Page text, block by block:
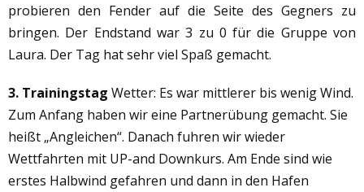
probieren den Fender auf die Seite des Gegners zu
bringen. Der Endstand war 3 zu 0 für die Gruppe von
Laura. Der Tag hat sehr viel Spaß gemacht.
3. Trainingstag Wetter: Es war mittlerer bis wenig Wind.
Zum Anfang haben wir eine Partnerübung gemacht. Sie
heißt „Angleichen“. Danach fuhren wir wieder
Wettfahrten mit UP-and Downkurs. Am Ende sind wie
erstes Halbwind gefahren und dann in den Hafen